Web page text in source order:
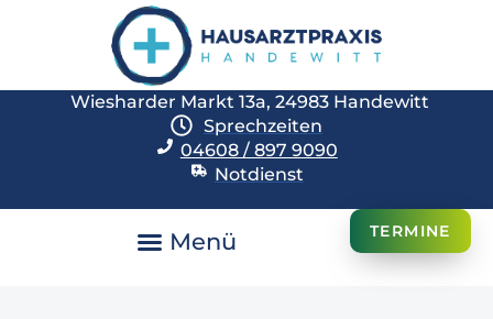
Wiesharder Markt 13a, 24983 Handewitt
Sprechzeiten
04608 / 897 9090
Notdienst
TERMINE